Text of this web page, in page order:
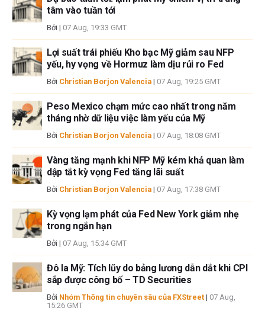
cập trong bài viết này và không có quan hệ kinh doanh với bất kỳ công ty
nào được đề cập. Tác giả không nhận được tiền công cho việc viết bài
này, ngoài từ FXStreet.
giả không cam đoan về tính chính xác, đầy đủ hoặc phù hợp của thông
tin này. FXStreet và tác giả sẽ không chịu trách nhiệm về bất kỳ sai sót,
thiếu sót hoặc bất kỳ tổn thất, thương tích hoặc thiệt hại nào phát sinh từ
thông tin này và việc hiển thị hoặc sử dụng thông tin này. Ngoại trừ các
lỗi và thiếu sót.
Tác giả và FXStreet không phải là các cố vấn đầu tư đã đăng ký và không
có nội dung nào trong bài viết này nhằm mục đích tư vấn đầu tư.
tâm vào tuần tới
Bởi | 07 Aug, 19:33 GMT
Lợi suất trái phiếu Kho bạc Mỹ giảm sau NFP
yếu, hy vọng về Hormuz làm dịu rủi ro Fed
Bởi Christian Borjon Valencia | 07 Aug, 19:25 GMT
Peso Mexico chạm mức cao nhất trong năm
tháng nhờ dữ liệu việc làm yếu của Mỹ
Bởi Christian Borjon Valencia | 07 Aug, 18:08 GMT
Vàng tăng mạnh khi NFP Mỹ kém khả quan làm
dập tắt kỳ vọng Fed tăng lãi suất
Bởi Christian Borjon Valencia | 07 Aug, 17:38 GMT
Kỳ vọng lạm phát của Fed New York giảm nhẹ
trong ngắn hạn
Bởi | 07 Aug, 15:34 GMT
Đô la Mỹ: Tích lũy do bảng lương dẫn dắt khi CPI
sắp được công bố – TD Securities
Bởi Nhóm Thông tin chuyên sâu của FXStreet | 07 Aug,
15:26 GMT